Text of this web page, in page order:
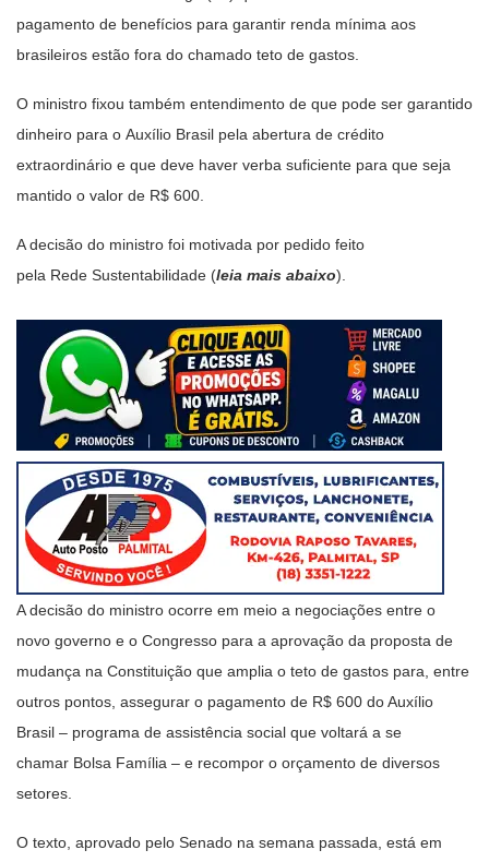
pagamento de benefícios para garantir renda mínima aos
brasileiros estão fora do chamado teto de gastos.
O ministro fixou também entendimento de que pode ser garantido
dinheiro para o Auxílio Brasil pela abertura de crédito
extraordinário e que deve haver verba suficiente para que seja
mantido o valor de R$ 600.
A decisão do ministro foi motivada por pedido feito
pela Rede Sustentabilidade (leia mais abaixo).
A decisão do ministro ocorre em meio a negociações entre o
novo governo e o Congresso para a aprovação da proposta de
mudança na Constituição que amplia o teto de gastos para, entre
outros pontos, assegurar o pagamento de R$ 600 do Auxílio
Brasil – programa de assistência social que voltará a se
chamar Bolsa Família – e recompor o orçamento de diversos
setores.
O texto, aprovado pelo Senado na semana passada, está em